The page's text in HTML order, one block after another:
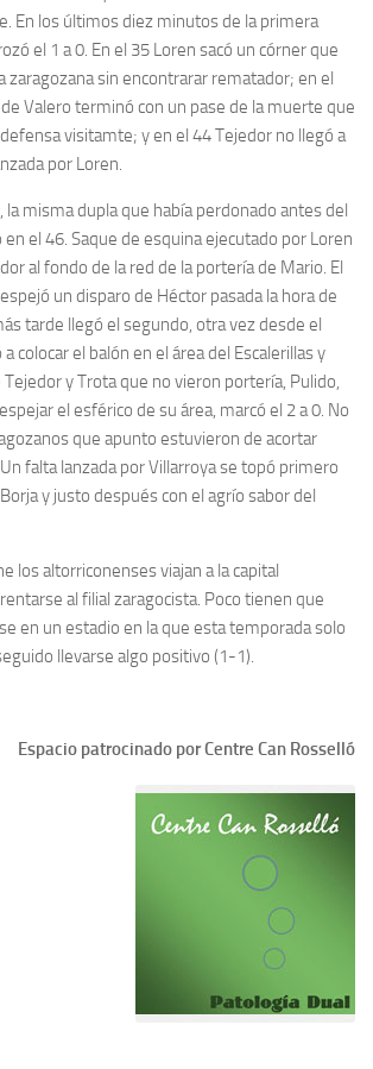
En los últimos diez minutos de la primera
el 1 a 0. En el 35 Loren sacó un córner que
zaragozana sin encontrarar rematador; en el
Valero terminó con un pase de la muerte que
visitamte; y en el 44 Tejedor no llegó a
por Loren.
la misma dupla que había perdonado antes del
el 46. Saque de esquina ejecutado por Loren
al fondo de la red de la portería de Mario. El
un disparo de Héctor pasada la hora de
tarde llegó el segundo, otra vez desde el
colocar el balón en el área del Escalerillas y
y Trota que no vieron portería, Pulido,
el esférico de su área, marcó el 2 a 0. No
que apunto estuvieron de acortar
falta lanzada por Villarroya se topó primero
y justo después con el agrío sabor del
los altorriconenses viajan a la capital
al filial zaragocista. Poco tienen que
en un estadio en la que esta temporada solo
llevarse algo positivo (1-1).
Espacio patrocinado por Centre Can Rosselló